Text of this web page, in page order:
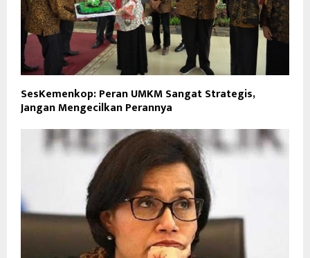
SesKemenkop: Peran UMKM Sangat Strategis,
Jangan Mengecilkan Perannya